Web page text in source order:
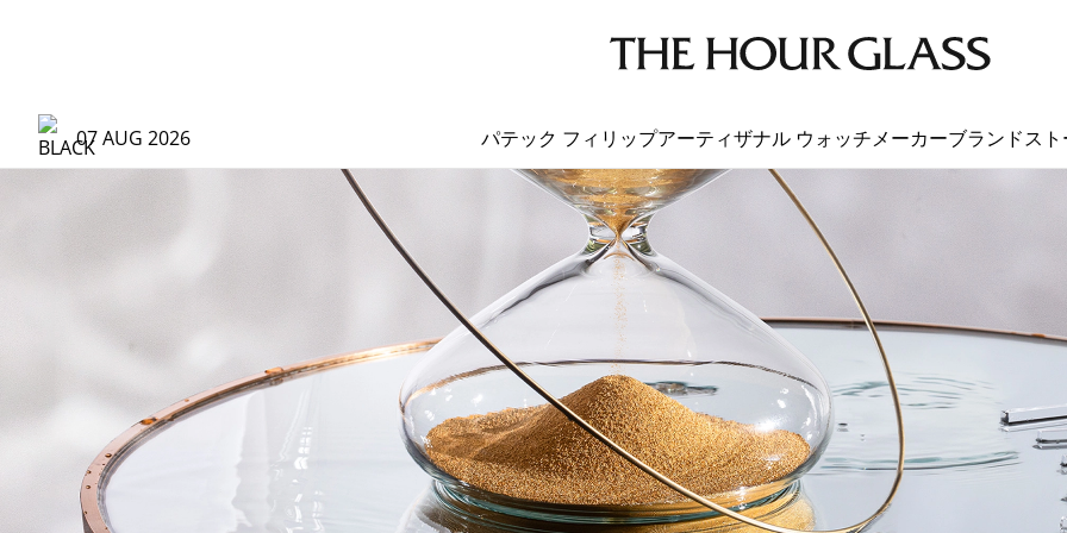
07 AUG 2026 パテック フィリップアーティザナル ウォッチメーカーブランドス